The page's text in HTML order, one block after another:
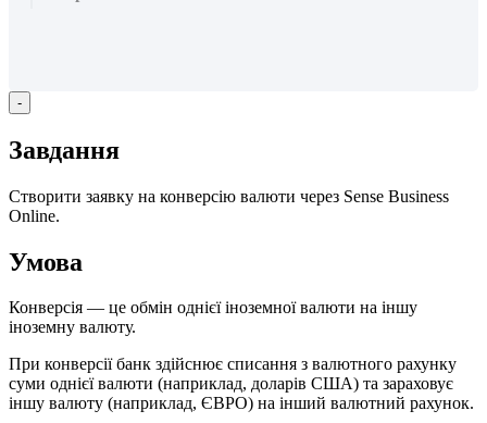
-
Завдання
Створити заявку на конверсію валюти через Sense Business
Online.
Умова
Конверсія — це обмін однієї іноземної валюти на іншу
іноземну валюту.
При конверсії банк здійснює списання з валютного рахунку
суми однієї валюти (наприклад, доларів США) та зараховує
іншу валюту (наприклад, ЄВРО) на інший валютний рахунок.